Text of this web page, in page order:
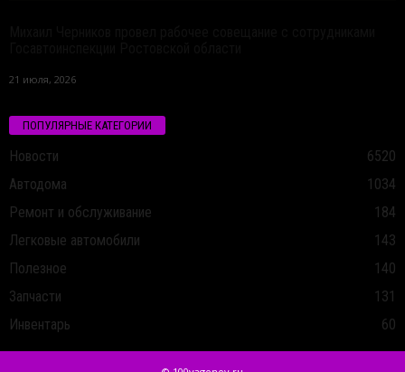
21 июля, 2026
ПОПУЛЯРНЫЕ КАТЕГОРИИ
Новости
6520
Автодома
1034
Ремонт и обслуживание
184
Легковые автомобили
143
Полезное
140
Запчасти
131
Инвентарь
60